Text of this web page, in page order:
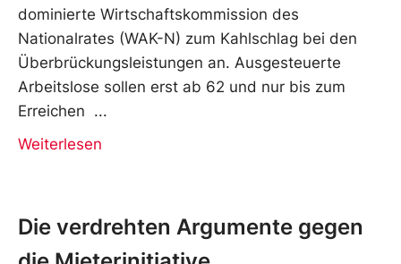
dominierte Wirtschaftskommission des
Nationalrates (WAK-N) zum Kahlschlag bei den
Überbrückungsleistungen an. Ausgesteuerte
Arbeitslose sollen erst ab 62 und nur bis zum
Erreichen
Weiterlesen
Die verdrehten Argumente gegen